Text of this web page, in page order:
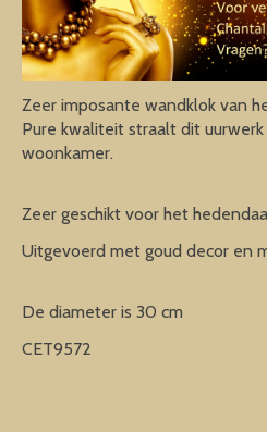
Zeer imposante wandklok van
Pure kwaliteit straalt dit
woonkamer.
Zeer geschikt voor het
Uitgevoerd met goud decor en
De diameter is 30 cm
CET9572